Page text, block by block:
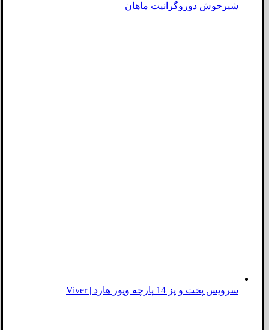
شیرجوش دوروگرانیت ماهان
سرویس پخت و پز 14 پارچه ویور هارد | Viver